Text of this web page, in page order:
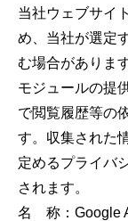
当社ウェブサイ
め、当社が選定
む場合がありま
モジュールの提
で閲覧履歴等の
す。収集された
定めるプライバ
されます。
名 称：Google